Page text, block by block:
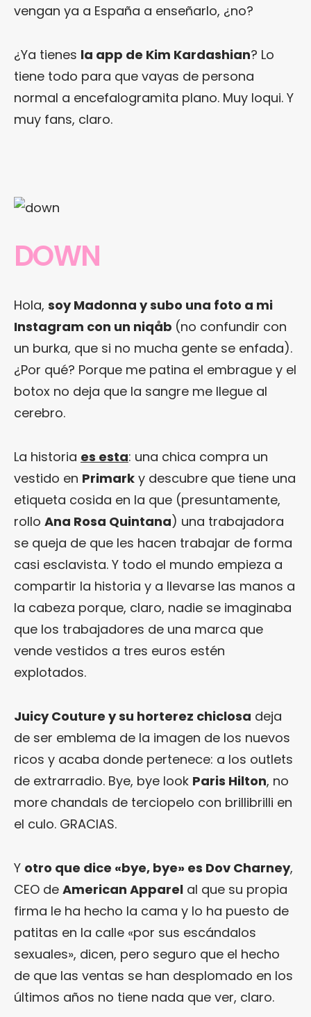
vengan ya a España a enseñarlo, ¿no?
¿Ya tienes la app de Kim Kardashian? Lo
tiene todo para que vayas de persona
normal a encefalogramita plano. Muy loqui. Y
muy fans, claro.
DOWN
Hola, soy Madonna y subo una foto a mi
Instagram con un niqåb (no confundir con
un burka, que si no mucha gente se enfada).
¿Por qué? Porque me patina el embrague y el
botox no deja que la sangre me llegue al
cerebro.
La historia es esta: una chica compra un
vestido en Primark y descubre que tiene una
etiqueta cosida en la que (presuntamente,
rollo Ana Rosa Quintana) una trabajadora
se queja de que les hacen trabajar de forma
casi esclavista. Y todo el mundo empieza a
compartir la historia y a llevarse las manos a
la cabeza porque, claro, nadie se imaginaba
que los trabajadores de una marca que
vende vestidos a tres euros estén
explotados.
Juicy Couture y su horterez chiclosa deja
de ser emblema de la imagen de los nuevos
ricos y acaba donde pertenece: a los outlets
de extrarradio. Bye, bye look Paris Hilton, no
more chandals de terciopelo con brillibrilli en
el culo. GRACIAS.
Y otro que dice «bye, bye» es Dov Charney,
CEO de American Apparel al que su propia
firma le ha hecho la cama y lo ha puesto de
patitas en la calle «por sus escándalos
sexuales», dicen, pero seguro que el hecho
de que las ventas se han desplomado en los
últimos años no tiene nada que ver, claro.